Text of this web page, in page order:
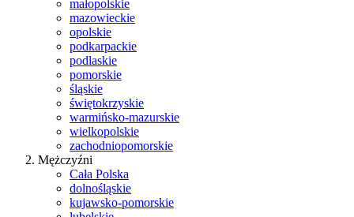
małopolskie
mazowieckie
opolskie
podkarpackie
podlaskie
pomorskie
śląskie
świętokrzyskie
warmińsko-mazurskie
wielkopolskie
zachodniopomorskie
Mężczyźni
Cała Polska
dolnośląskie
kujawsko-pomorskie